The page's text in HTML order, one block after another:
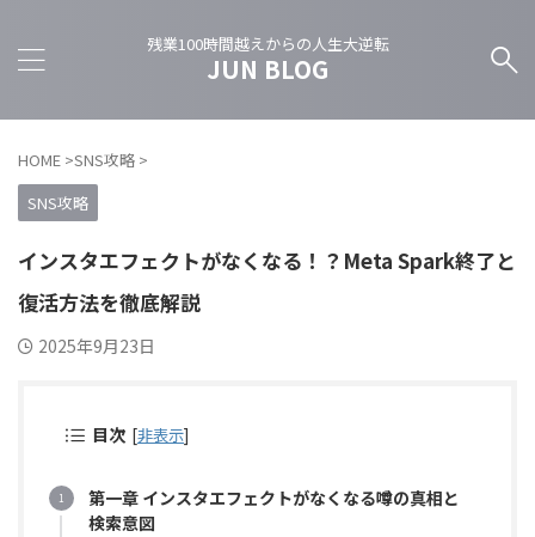
残業100時間越えからの人生大逆転
JUN BLOG
HOME >SNS攻略 >
SNS攻略
インスタエフェクトがなくなる！？Meta Spark終了と
復活方法を徹底解説
2025年9月23日
目次 [非表示]
第一章 インスタエフェクトがなくなる噂の真相と
検索意図